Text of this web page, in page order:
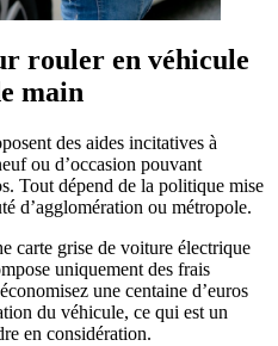
rouler en véhicule
main
des aides incitatives à
ou d’occasion pouvant
Tout dépend de la politique mise
d’agglomération ou métropole.
carte grise de voiture électrique
uniquement des frais
une centaine d’euros
du véhicule, ce qui est un
en considération.